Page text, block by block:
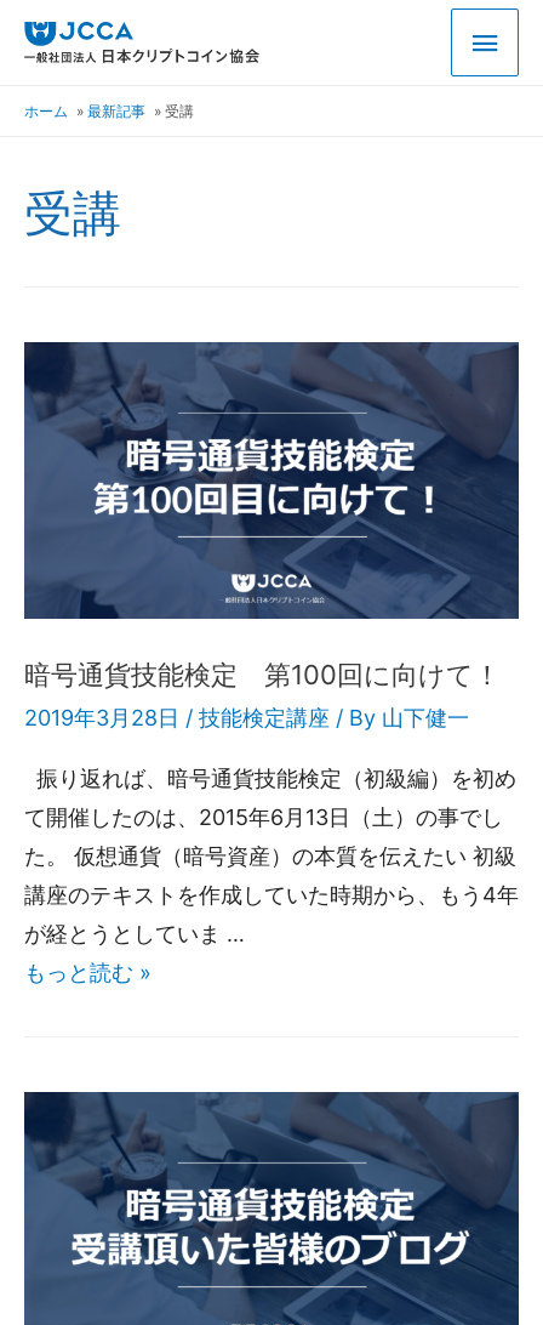
ホーム 最新記事 受講
受講
暗号通貨技能検定 第100回に向けて！
2019年3月28日 / 技能検定講座 / By 山下健一
振り返れば、暗号通貨技能検定（初級編）を初め
て開催したのは、2015年6月13日（土）の事でし
た。 仮想通貨（暗号資産）の本質を伝えたい 初級
講座のテキストを作成していた時期から、もう4年
が経とうとしていま …
もっと読む »